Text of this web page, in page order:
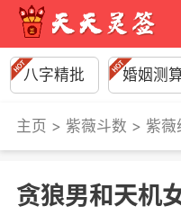
八字精批 婚姻测
主页 > 紫薇斗数 > 紫薇
贪狼男和天机